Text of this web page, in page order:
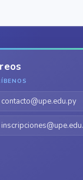
contacto@upe.edu.py